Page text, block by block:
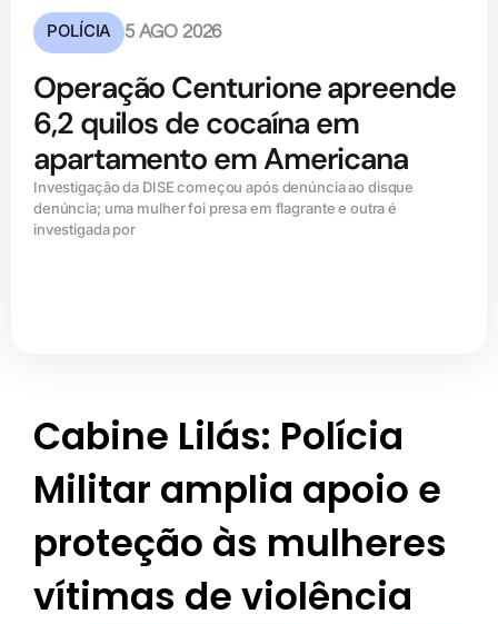
POLÍCIA 5 AGO 2026
Operação Centurione apreende
6,2 quilos de cocaína em
apartamento em Americana
Investigação da DISE começou após denúncia ao disque
denúncia; uma mulher foi presa em flagrante e outra é
investigada por
Cabine Lilás: Polícia
Militar amplia apoio e
proteção às mulheres
vítimas de violência